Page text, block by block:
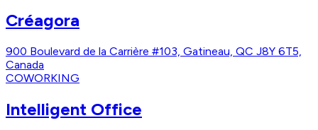
Créagora
900 Boulevard de la Carrière #103, Gatineau, QC J8Y 6T5,
Canada
COWORKING
Intelligent Office